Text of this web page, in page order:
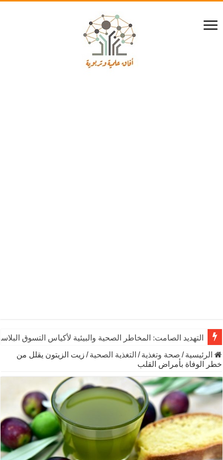
التهديد الصامت: المخاطر الصحية والبيئية لأكياس التسوق
الرئيسية / صحة وتغذية / التغذية الصحية / زيت الزيتون يقلل من
خطر الوفاة بأمراض القلب